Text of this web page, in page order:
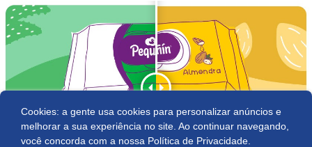
Comprar
Cookies: a gente usa cookies para personalizar anúncios e
melhorar a sua experiência no site. Ao continuar navegando,
você concorda com a nossa Política de Privacidade.